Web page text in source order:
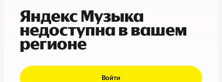
Яндекс Музыка
недоступна в вашем
регионе
Войти